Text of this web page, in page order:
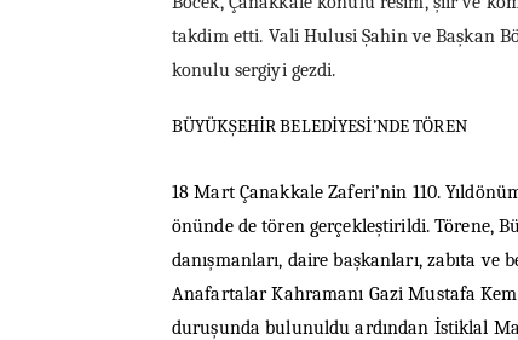
takdim etti. Vali Hulusi Şahin ve Başkan
konulu sergiyi gezdi.
BÜYÜKŞEHİR BELEDİYESİ’NDE TÖREN
18 Mart Çanakkale Zaferi’nin 110.
önünde de tören gerçekleştirildi. Törene,
danışmanları, daire başkanları, zabıta
Anafartalar Kahramanı Gazi Mustafa
duruşunda bulunuldu ardından İstiklal